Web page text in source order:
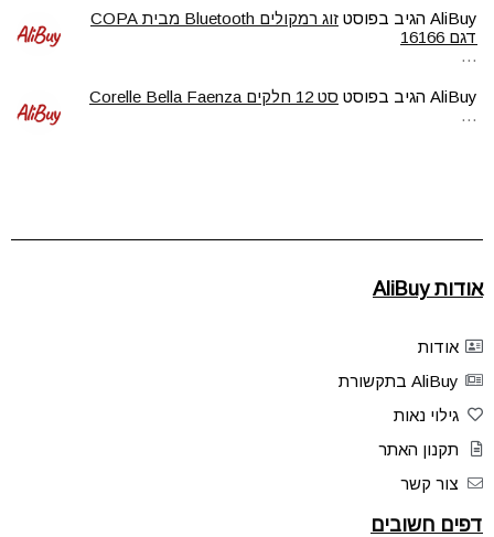
AliBuy הגיב בפוסט
זוג רמקולים Bluetooth מבית COPA
דגם 16166
…
AliBuy הגיב בפוסט סט 12 חלקים Corelle Bella Faenza
…
אודות AliBuy
אודות
AliBuy בתקשורת
גילוי נאות
תקנון האתר
צור קשר
דפים חשובים